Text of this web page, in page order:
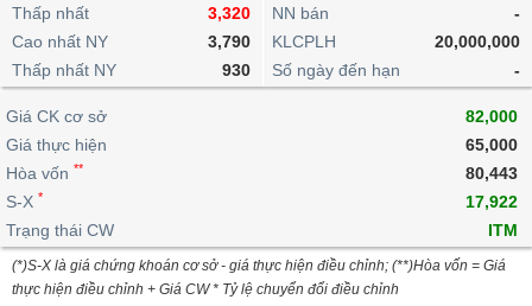
lỗ
dịch
nội
Niên
giám
Tài
liệu
cổ
Định
giá
ngoài
doanh
Top
cổ
phiếu
dịch
Chứng
quyền
quan
Thống
giao
dịch
Thống
giao
dịch
Tin
tức
Phân
tích
kỹ
thuật
trực
tuyến
Bộ
lọc
cổ
Vĩ
mô
lai
Chứng
quyền
Trái
phiếu
IR
Awards
tạo
Dịch
vụ
Thấp nhất
3,320
Cao nhất NY
3,790
Thấp nhất NY
930
NN bán
-
KLCPLH
20,000,000
Số ngày đến hạn
-
Giá CK cơ sở
82,000
Giá thực hiện
65,000
Hòa vốn **
80,443
S-X *
17,922
Trạng thái CW
ITM
(*)S-X là giá chứng khoán cơ sở - giá thực hiện điều chỉnh; (**)Hòa vốn = Giá
thực hiện điều chỉnh + Giá CW * Tỷ lệ chuyển đổi điều chỉnh
BẤT
ĐỘNG
SẢN
TÀI
CHÍNH
HÀNG